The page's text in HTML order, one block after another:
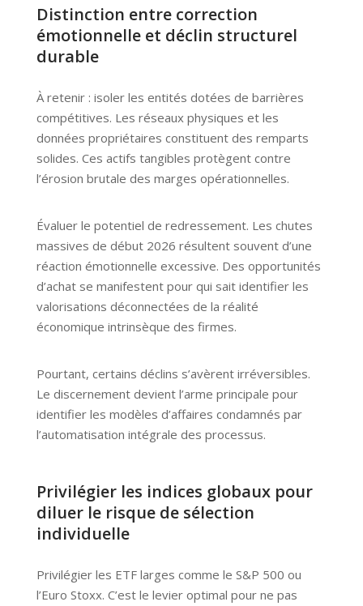
Distinction entre correction
émotionnelle et déclin structurel
durable
À retenir : isoler les entités dotées de barrières
compétitives. Les réseaux physiques et les
données propriétaires constituent des remparts
solides. Ces actifs tangibles protègent contre
l’érosion brutale des marges opérationnelles.
Évaluer le potentiel de redressement. Les chutes
massives de début 2026 résultent souvent d’une
réaction émotionnelle excessive. Des opportunités
d’achat se manifestent pour qui sait identifier les
valorisations déconnectées de la réalité
économique intrinsèque des firmes.
Pourtant, certains déclins s’avèrent irréversibles.
Le discernement devient l’arme principale pour
identifier les modèles d’affaires condamnés par
l’automatisation intégrale des processus.
Privilégier les indices globaux pour
diluer le risque de sélection
individuelle
Privilégier les ETF larges comme le S&P 500 ou
l’Euro Stoxx. C’est le levier optimal pour ne pas